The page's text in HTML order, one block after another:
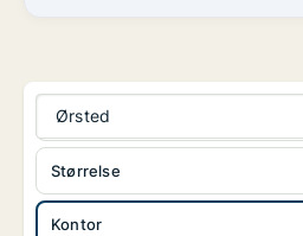
Ørsted
Kontor
Størrelse